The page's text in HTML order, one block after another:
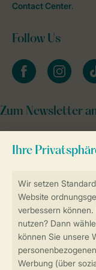
Sicher und
Sichere
Sicheres
Contact Center.
Follow Us
facebookinstagram
Zum Newsletter